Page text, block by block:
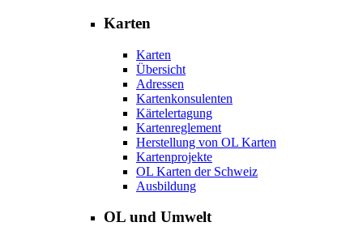
Karten
Karten
Übersicht
Adressen
Kartenkonsulenten
Kärtelertagung
Kartenreglement
Herstellung von OL Karten
Kartenprojekte
OL Karten der Schweiz
Ausbildung
OL und Umwelt